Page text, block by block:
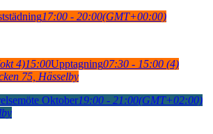
17:00 - 20:00(GMT+00:00)
4)15:00Upptagning07:30 - 15:00 (4)
75, Hässelby
Oktober19:00 - 21:00(GMT+02:00)